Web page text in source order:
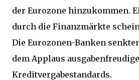
der Eurozone hinzukommen.
durch die Finanzmärkte
Die Eurozonen-Banken
dem Applaus
Kreditvergabestandards.